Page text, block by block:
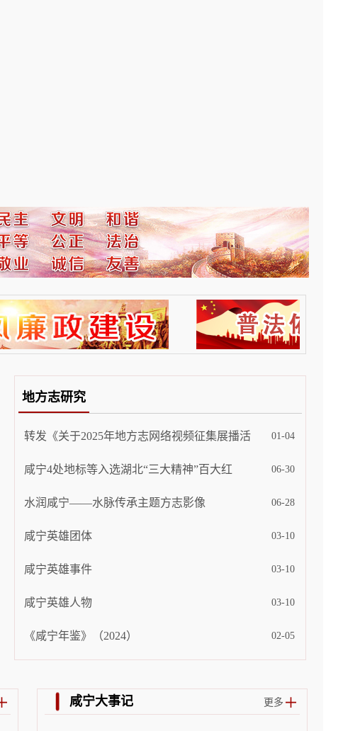
地方志研究
转发《关于2025年地方志网络视频征集展播活 01-04
咸宁4处地标等入选湖北“三大精神”百大红 06-30
水润咸宁——水脉传承主题方志影像 06-28
咸宁英雄团体 03-10
咸宁英雄事件 03-10
咸宁英雄人物 03-10
《咸宁年鉴》（2024） 02-05
咸宁大事记 更多